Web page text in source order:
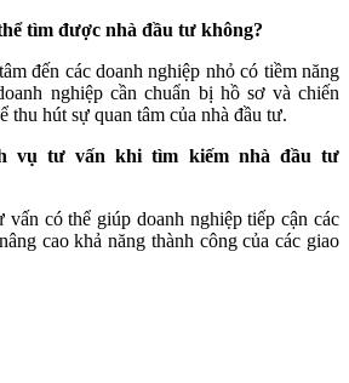
tìm được nhà đầu tư không?
đến các doanh nghiệp nhỏ có tiềm năng
nghiệp cần chuẩn bị hồ sơ và chiến
thu hút sự quan tâm của nhà đầu tư.
vụ tư vấn khi tìm kiếm nhà đầu tư
có thể giúp doanh nghiệp tiếp cận các
cao khả năng thành công của các giao